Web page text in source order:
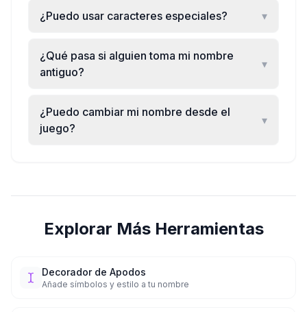
¿Puedo usar caracteres especiales? ▾
¿Qué pasa si alguien toma mi nombre
antiguo?
▾
¿Puedo cambiar mi nombre desde el
juego?
▾
Explorar Más Herramientas
Decorador de Apodos
Añade símbolos y estilo a tu nombre